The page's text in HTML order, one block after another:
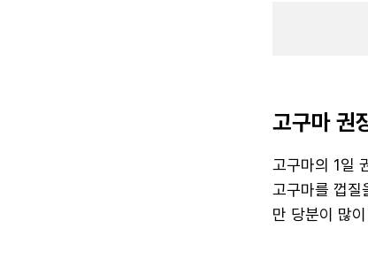
고구마 권
고구마의 1일
고구마를 껍질
만 당분이 많